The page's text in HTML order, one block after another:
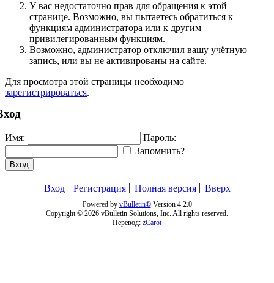
У вас недостаточно прав для обращения к этой
странице. Возможно, вы пытаетесь обратиться к
функциям администратора или к другим
привилегированным функциям.
Возможно, администратор отключил вашу учётную
запись, или вы не активированы на сайте.
Для просмотра этой страницы необходимо
зарегистрироваться.
Имя:
Пароль:
Запомнить?
Вход
Вход Регистрация Полная версия Вверх
Powered by vBulletin®Version 4.2.0
Copyright © 2026 vBulletin Solutions, Inc. All rights reserved.
Перевод: zCarot